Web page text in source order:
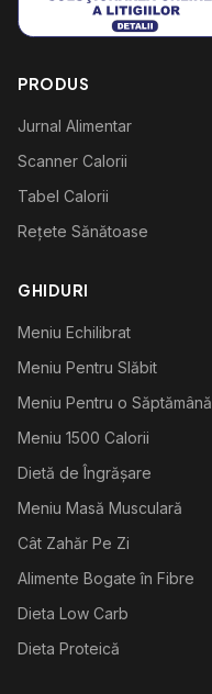
PRODUS
Jurnal Alimentar
Scanner Calorii
Tabel Calorii
Rețete Sănătoase
GHIDURI
Meniu Echilibrat
Meniu Pentru Slăbit
Meniu Pentru o Săptămână
Meniu 1500 Calorii
Dietă de Îngrășare
Meniu Masă Musculară
Cât Zahăr Pe Zi
Alimente Bogate în Fibre
Dieta Low Carb
Dieta Proteică